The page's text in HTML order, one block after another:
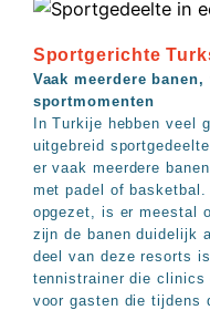
Sportgerichte
Vaak meerdere
sportmomenten
In Turkije hebben veel
uitgebreid
er vaak meerdere
met padel of
opgezet, is er meestal
zijn de banen duidelijk
deel van deze resorts
tennistrainer die clinics
voor gasten die tijdens